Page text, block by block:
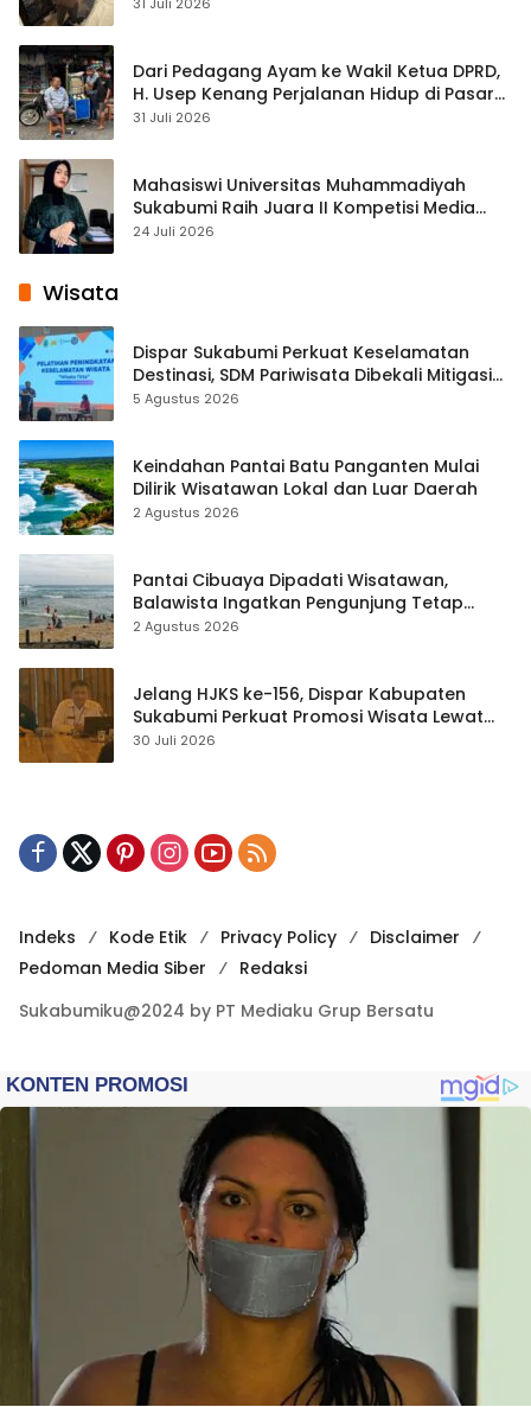
Dari Pedagang Ayam ke Wakil Ketua DPRD,
H. Usep Kenang Perjalanan Hidup di Pasar
Cisaat
31 Juli 2026
Mahasiswi Universitas Muhammadiyah
Sukabumi Raih Juara II Kompetisi Media
Pembelajaran Digital Tingkat Internasional
24 Juli 2026
Wisata
Dispar Sukabumi Perkuat Keselamatan
Destinasi, SDM Pariwisata Dibekali Mitigasi
hingga Teknik Evakuasi
5 Agustus 2026
Keindahan Pantai Batu Panganten Mulai
Dilirik Wisatawan Lokal dan Luar Daerah
2 Agustus 2026
Pantai Cibuaya Dipadati Wisatawan,
Balawista Ingatkan Pengunjung Tetap
Waspada
2 Agustus 2026
Jelang HJKS ke-156, Dispar Kabupaten
Sukabumi Perkuat Promosi Wisata Lewat
Publikasi Digital
30 Juli 2026
Indeks Kode Etik Privacy Policy
Disclaimer
Pedoman Media Siber
Redaksi
Sukabumiku@2024 by PT Mediaku Grup Bersatu